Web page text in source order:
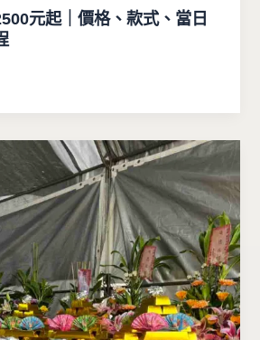
元起｜價格、款式、當日